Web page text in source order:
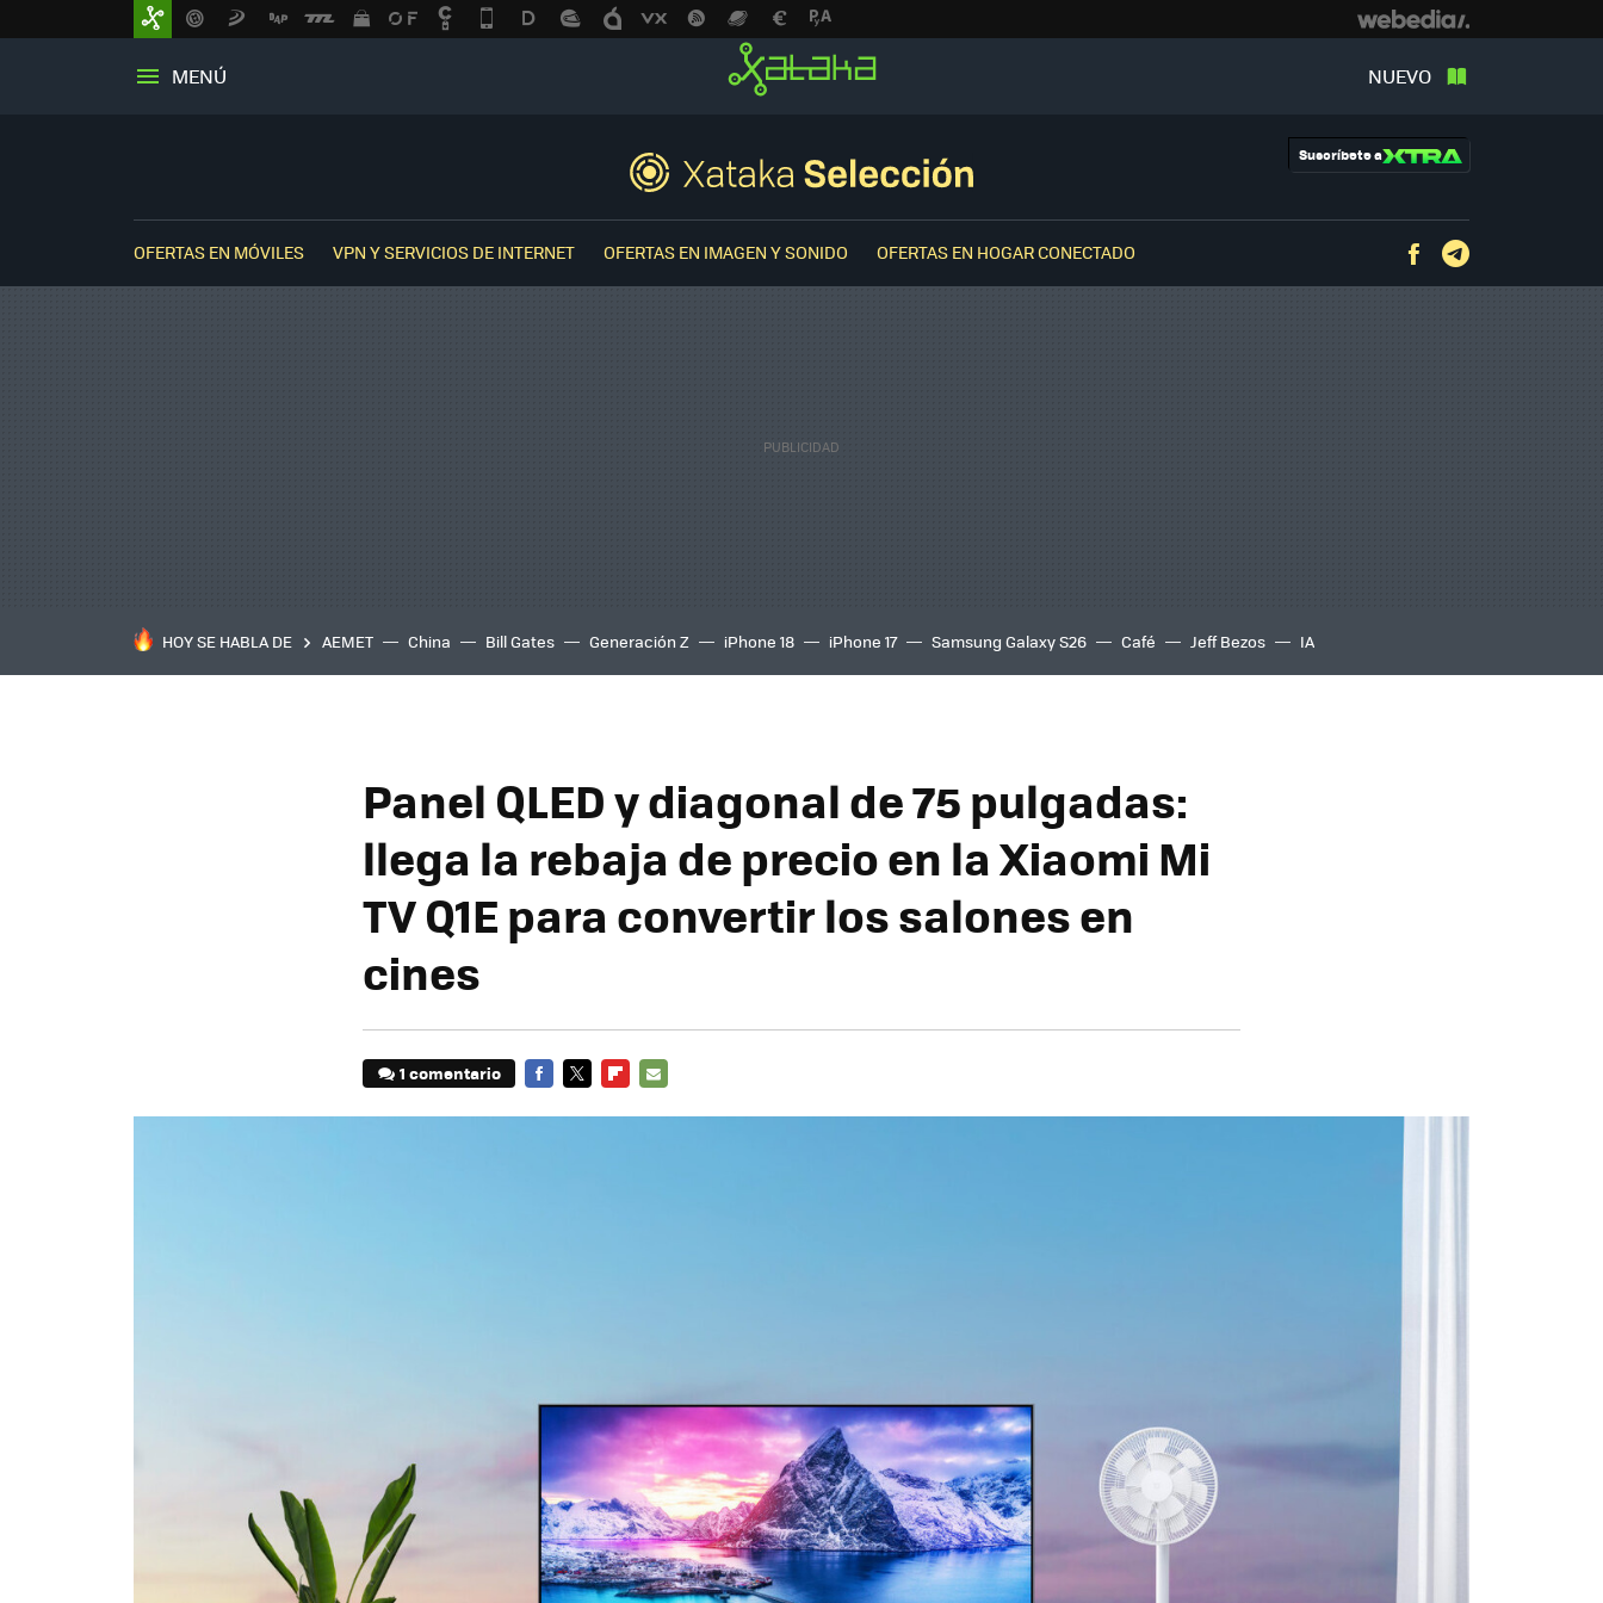
MENÚ NUEVO
Suscríbete a
OFERTAS EN MÓVILES VPN Y SERVICIOS DE INTERNET OFERTAS EN IMAGEN Y SONIDO OFERTAS EN HOGAR CONECTADO Facebook
HOY SE HABLA DE AEMET China Bill Gates Generación Z iPhone 18 iPhone 17 Samsung Galaxy S26 Café Jeff Bezos IA
Panel QLED y diagonal de 75 pulgadas:
llega la rebaja de precio en la Xiaomi Mi
TV Q1E para convertir los salones en
cines
1 comentario